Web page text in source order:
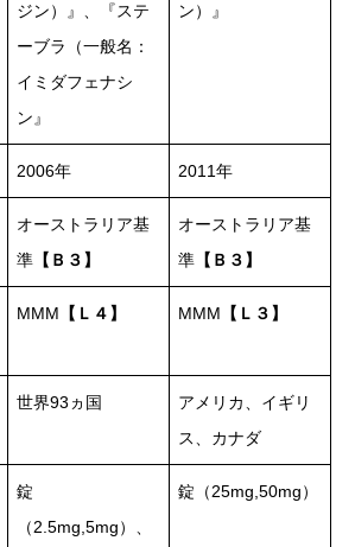
ジン）』、『ステ
ーブラ（一般名：
イミダフェナシ
ン』
ン）』
2006年 2011年
オーストラリア基
準 【Ｂ３】
オーストラリア基
準 【Ｂ３】
MMM 【Ｌ４】 MMM 【Ｌ３】
世界93ヵ国
アメリカ、イギリ
ス、カナダ
錠
（2.5mg,5mg）、
錠（25mg,50mg）